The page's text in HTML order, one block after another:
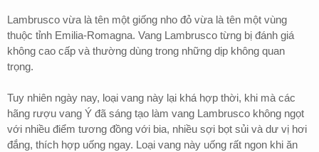
Lambrusco vừa là tên một giống nho đỏ vừa là tên một vùng
thuộc tỉnh Emilia-Romagna. Vang Lambrusco từng bị đánh giá
không cao cấp và thường dùng trong những dịp không quan
trọng.
Tuy nhiên ngày nay, loại vang này lại khá hợp thời, khi mà các
hãng rượu vang Ý đã sáng tạo làm vang Lambrusco không ngọt
với nhiều điểm tương đồng với bia, nhiều sợi bọt sủi và dư vị hơi
đắng, thích hợp uống ngay. Loại vang này uống rất ngon khi ăn